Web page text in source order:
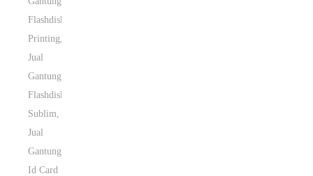
Flashdisk
Printing
Jual
Gantungan
Flashdisk
Sublim
Jual
Gantungan
Id Card